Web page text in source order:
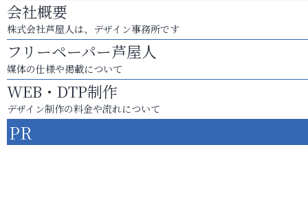
会社概要
株式会社芦屋人は、デザイン事務所です
フリーペーパー芦屋人
媒体の仕様や掲載について
WEB・DTP制作
デザイン制作の料金や流れについて
PR